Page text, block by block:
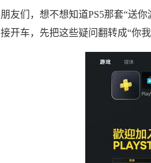
朋友们，想不想知道PS5那套“送
接开车，先把这些疑问翻转成“你我